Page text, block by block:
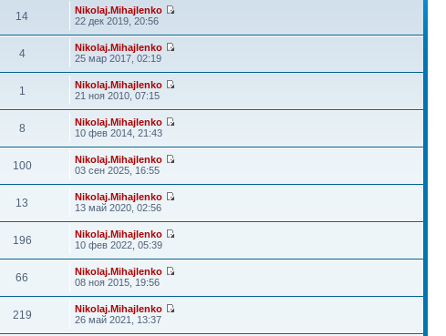
14
Nikolaj.Mihajlenko
22 дек 2019, 20:56
4
Nikolaj.Mihajlenko
25 мар 2017, 02:19
1
Nikolaj.Mihajlenko
21 ноя 2010, 07:15
8
Nikolaj.Mihajlenko
10 фев 2014, 21:43
100
Nikolaj.Mihajlenko
03 сен 2025, 16:55
13
Nikolaj.Mihajlenko
13 май 2020, 02:56
196
Nikolaj.Mihajlenko
10 фев 2022, 05:39
66
Nikolaj.Mihajlenko
08 ноя 2015, 19:56
219
Nikolaj.Mihajlenko
26 май 2021, 13:37